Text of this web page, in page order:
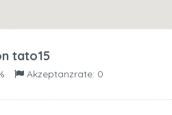
tato15
Akzeptanzrate: 0